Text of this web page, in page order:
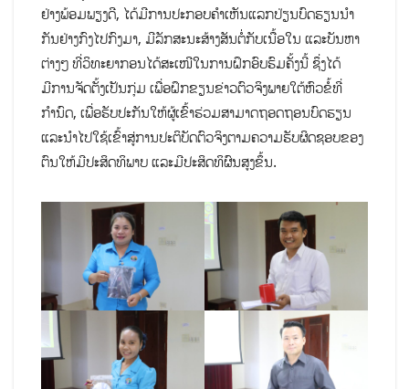
ຢ່າງພ້ອມພຽງດີ, ໄດ້ມີການປະກອບຄໍາເຫັນແລກປ່ຽນບົດຮຽນນໍາ
ກັນຢ່າງກົງໄປກົງມາ, ມີລັກສະນະສ້າງສັນຕໍ່ກັບເນື້ອໃນ ແລະບັນຫາ
ຕ່າງໆ ທີ່ວິທະຍາກອນໄດ້ສະເໜີໃນການຝຶກອົບຮົມຄັ້ງນີ້ ຊຶ່ງໄດ້
ມີການຈັດຕັ້ງເປັນກຸ່ມ ເພື່ອຝຶກຂຽນຂ່າວຕົວຈິງພາຍໃຕ້ຫົວຂໍ້ທີ່
ກຳນົດ, ເພື່ອຮັບປະກັນໃຫ້ຜູ້ເຂົ້າຮ່ວມສາມາດຖອດຖອນບົດຮຽນ
ແລະນຳໄປໃຊ້ເຂົ້າສູ່ການປະຕິບັດຕົວຈິງຕາມຄວາມຮັບຜິດຊອບຂອງ
ຕົນໃຫ້ມີປະສິດທິພາບ ແລະມີປະສິດທິຜົນສູງຂຶ້ນ.